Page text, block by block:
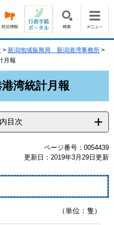
> 新潟地域振興局 新潟港湾事務所 >
月報
湾統計月報
目次
ページ番号：0054439
更新日：2019年3月29日更新
（単位：隻）